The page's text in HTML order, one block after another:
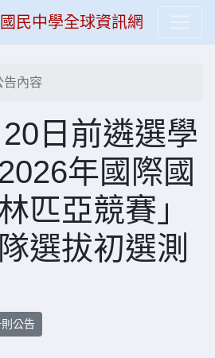
民中學全球資訊網
告內容
日前遴選學
年國際國
匹亞競賽」
選拔初選測
公告